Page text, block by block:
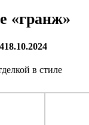
«гранж»
18.10.2024
в стиле